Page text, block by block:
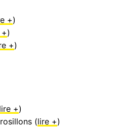
+)
)
+)
lire +)
(lire +)